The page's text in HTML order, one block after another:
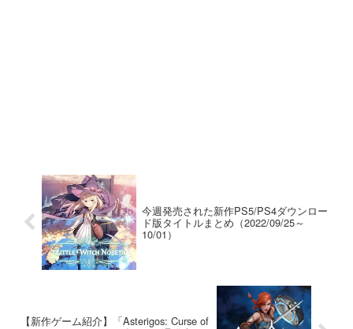
今週発売された新作PS5/PS4ダウンロー
ド版タイトルまとめ（2022/09/25～
10/01）
【新作ゲーム紹介】「Asterigos: Curse of